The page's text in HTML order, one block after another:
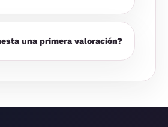
una primera valoración?